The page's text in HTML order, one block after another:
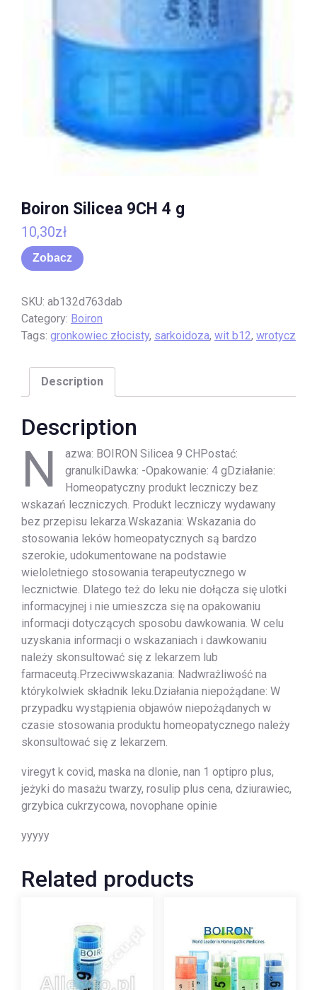
Boiron Silicea 9CH 4 g
10,30zł
Zobacz
SKU: ab132d763dab
Category: Boiron
Tags: gronkowiec złocisty, sarkoidoza, wit b12, wrotycz
Description
Description
N
azwa: BOIRON Silicea 9 CHPostać:
granulkiDawka: -Opakowanie: 4 gDziałanie:
Homeopatyczny produkt leczniczy bez
wskazań leczniczych. Produkt leczniczy wydawany
bez przepisu lekarza.Wskazania: Wskazania do
stosowania leków homeopatycznych są bardzo
szerokie, udokumentowane na podstawie
wieloletniego stosowania terapeutycznego w
lecznictwie. Dlatego też do leku nie dołącza się ulotki
informacyjnej i nie umieszcza się na opakowaniu
informacji dotyczących sposobu dawkowania. W celu
uzyskania informacji o wskazaniach i dawkowaniu
należy skonsultować się z lekarzem lub
farmaceutą.Przeciwwskazania: Nadwrażliwość na
którykolwiek składnik leku.Działania niepożądane: W
przypadku wystąpienia objawów niepożądanych w
czasie stosowania produktu homeopatycznego należy
skonsultować się z lekarzem.
viregyt k covid, maska na dlonie, nan 1 optipro plus,
jeżyki do masażu twarzy, rosulip plus cena, dziurawiec,
grzybica cukrzycowa, novophane opinie
yyyyy
Related products